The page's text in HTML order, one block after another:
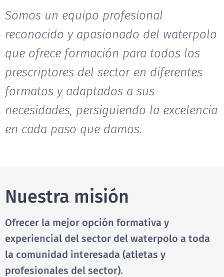
Somos un equipo profesional
reconocido y apasionado del waterpolo
que ofrece formación para todos los
prescriptores del sector en diferentes
formatos y adaptados a sus
necesidades, persiguiendo la excelencia
en cada paso que damos.
Nuestra misión
Ofrecer la mejor opción formativa y
experiencial del sector del waterpolo a toda
la comunidad interesada (atletas y
profesionales del sector).